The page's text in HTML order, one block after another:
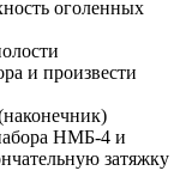
оголенных
и произвести
НМБ-4 и
затяжку